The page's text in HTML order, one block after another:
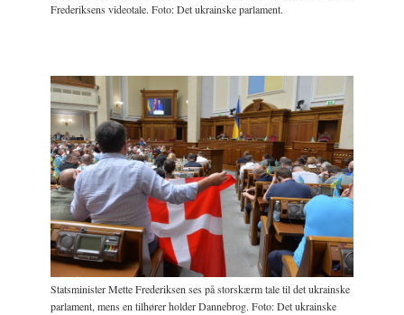
Frederiksens videotale. Foto: Det ukrainske parlament.
Statsminister Mette Frederiksen ses på storskærm tale til det ukrainske
parlament, mens en tilhører holder Dannebrog. Foto: Det ukrainske